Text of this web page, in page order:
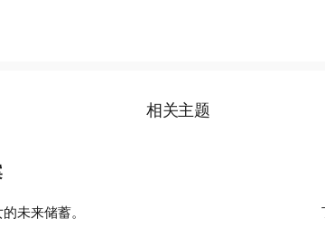
2026 基本和额外CESG汇总表
相关主题
未来储蓄。